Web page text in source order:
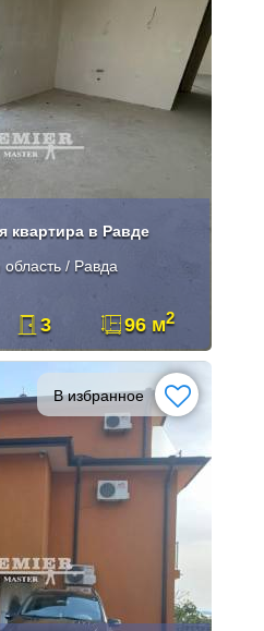
квартира в Равде
область / Равда
3 96 м2
В избранное